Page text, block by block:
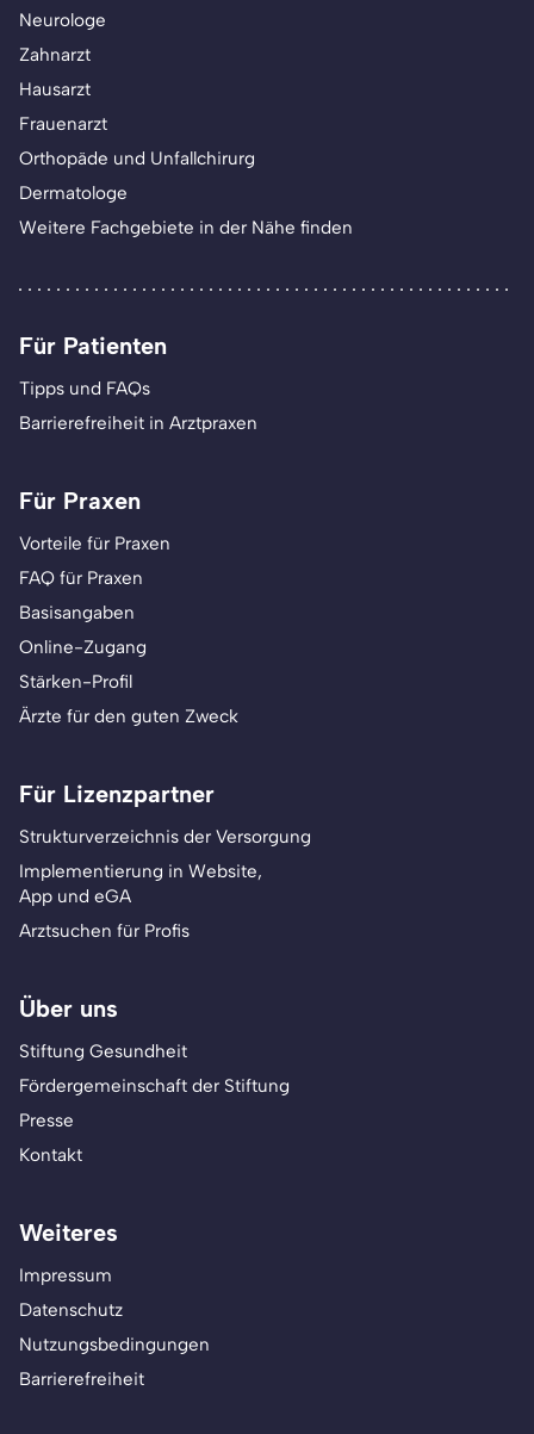
Neurologe
Zahnarzt
Hausarzt
Frauenarzt
Orthopäde und Unfallchirurg
Dermatologe
Weitere Fachgebiete in der Nähe finden
Für Patienten
Tipps und FAQs
Barrierefreiheit in Arztpraxen
Für Praxen
Vorteile für Praxen
FAQ für Praxen
Basisangaben
Online-Zugang
Stärken-Profil
Ärzte für den guten Zweck
Für Lizenzpartner
Strukturverzeichnis der Versorgung
Implementierung in Website,
App und eGA
Arztsuchen für Profis
Über uns
Stiftung Gesundheit
Fördergemeinschaft der Stiftung
Presse
Kontakt
Weiteres
Impressum
Datenschutz
Nutzungsbedingungen
Barrierefreiheit